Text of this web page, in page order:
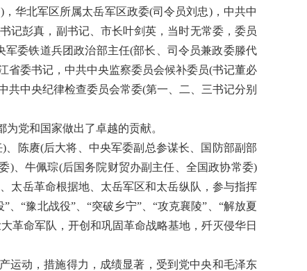
华北军区所属太岳军区政委(司令员刘忠)，中共中
记彭真，副书记、市长叶剑英，当时无常委，委员
委铁道兵团政治部主任(部长、司令员兼政委滕代
省委书记，中共中央监察委员会候补委员(书记董必
中央纪律检查委员会常委(第一、二、三书记分别
党和国家做出了卓越的贡献。
陈赓(后大将、中央军委副总参谋长、国防部副部
)、牛佩琮(后国务院财贸办副主任、全国政协常委)
太岳革命根据地、太岳军区和太岳纵队，参与指挥
、“豫北战役”、“突破乡宁”、“攻克襄陵”、“解放夏
革命军队，开创和巩固革命战略基地，歼灭侵华日
运动，措施得力，成绩显著，受到党中央和毛泽东